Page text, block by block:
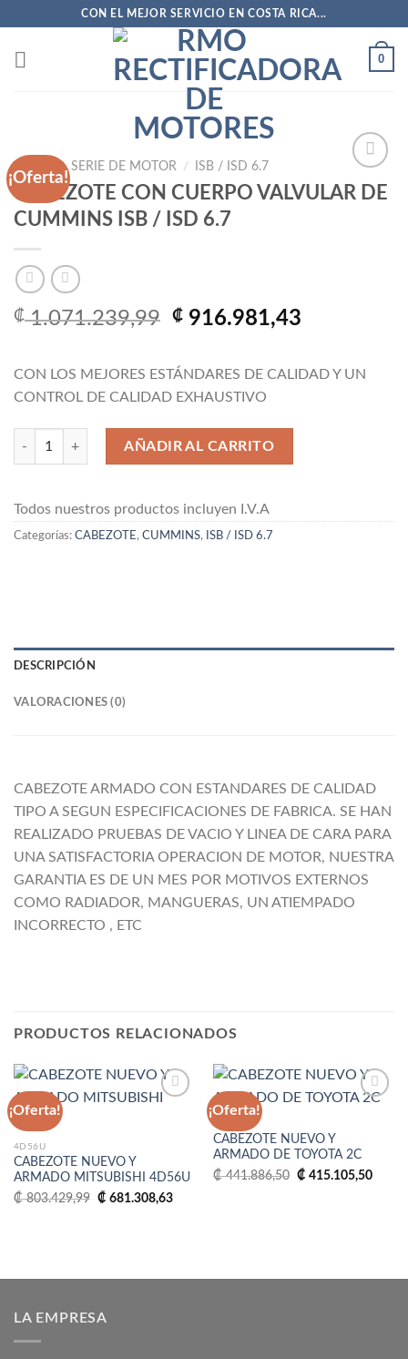
contenido
CON EL MEJOR SERVICIO EN COSTA RICA...
0
¡Oferta!
/ SERIE DE MOTOR / ISB / ISD 6.7
CABEZOTE CON CUERPO VALVULAR DE
CUMMINS ISB / ISD 6.7
₡1.071.239,99 El
original
era:
₡ 1.071.239,99.
₡ 916.981,43
es:
CON LOS MEJORES ESTÁNDARES DE CALIDAD Y UN
CONTROL DE CALIDAD EXHAUSTIVO
CABEZOTE CON CUERPO VALVULAR DE CUMMINS ISB / ISD 6.7
AÑADIR AL CARRITO
Todos nuestros productos incluyen I.V.A
Categorías: CABEZOTE , CUMMINS, ISB / ISD 6.7
DESCRIPCIÓN
VALORACIONES (0)
CABEZOTE ARMADO CON ESTANDARES DE CALIDAD
TIPO A SEGUN ESPECIFICACIONES DE FABRICA. SE HAN
REALIZADO PRUEBAS DE VACIO Y LINEA DE CARA PARA
UNA SATISFACTORIA OPERACION DE MOTOR, NUESTRA
GARANTIA ES DE UN MES POR MOTIVOS EXTERNOS
COMO RADIADOR, MANGUERAS, UN ATIEMPADO
INCORRECTO , ETC
PRODUCTOS RELACIONADOS
¡Oferta!
de
deseos
4D56U
CABEZOTE NUEVO Y
ARMADO MITSUBISHI 4D56U
₡803.429,99 El
precio
₡ 681.308,63El
precio
¡Oferta!
a la
de
2C
CABEZOTE NUEVO Y
ARMADO DE TOYOTA 2C
₡441.886,50 El
precio
₡ 415.105,50El
precio
LA EMPRESA